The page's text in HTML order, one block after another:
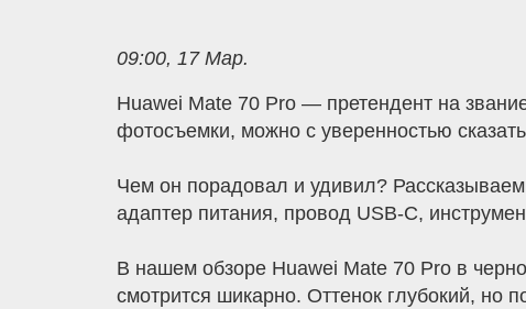
09:00, 17 Мар.
Huawei Mate 70 Pro — претендент на
фотосъемки, можно с уверенностью
Чем он порадовал и удивил?
адаптер питания, провод USB-C,
В нашем обзоре Huawei Mate 70 Pro в
смотрится шикарно. Оттенок глубокий, но